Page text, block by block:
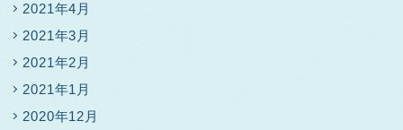
2021年4月
2021年3月
2021年2月
2021年1月
2020年12月